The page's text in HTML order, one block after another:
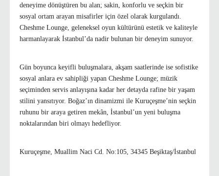
deneyime dönüştüren bu alan; sakin, konforlu ve seçkin bir
sosyal ortam arayan misafirler için özel olarak kurgulandı.
Cheshme Lounge, geleneksel oyun kültürünü estetik ve kaliteyle
harmanlayarak İstanbul’da nadir bulunan bir deneyim sunuyor.
Gün boyunca keyifli buluşmalara, akşam saatlerinde ise sofistike
sosyal anlara ev sahipliği yapan Cheshme Lounge; müzik
seçiminden servis anlayışına kadar her detayda rafine bir yaşam
stilini yansıtıyor. Boğaz’ın dinamizmi ile Kuruçeşme’nin seçkin
ruhunu bir araya getiren mekân, İstanbul’un yeni buluşma
noktalarından biri olmayı hedefliyor.
Kuruçeşme, Muallim Naci Cd. No:105, 34345 Beşiktaş/İstanbul